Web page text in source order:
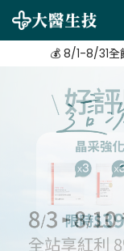
【8/3-8/
💰 8/1-8/31全
【8/3-8/